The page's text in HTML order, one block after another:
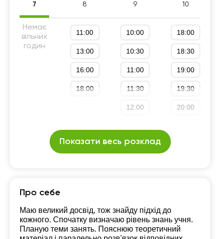
7
8
9
10
Немає
вільних
годин
11:00
13:00
16:00
18:00
10:00
10:30
11:00
11:30
12:00
18:00
18:30
19:00
19:30
20:00
Показати весь розклад
Про себе
Маю великий досвід, тож знайду підхід до
кожного. Спочатку визначаю рівень знань учня.
Планую теми занять. Пояснюю теоретичний